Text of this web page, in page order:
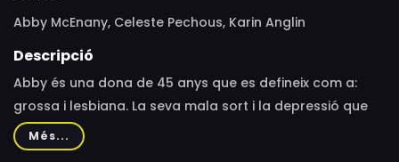
Abby McEnany, Celeste Pechous, Karin Anglin
Descripció
Abby és una dona de 45 anys que es defineix com a:
grossa i lesbiana. La seva mala sort i la depressió que
pateix, la porten cap a una relació de parella
transgènere que transforma la seva vida
Més...